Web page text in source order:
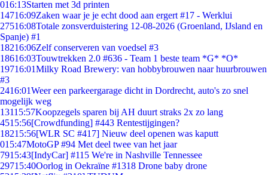
016:13Starten met 3d printen
14716:09Zaken waar je je echt dood aan ergert #17 - Werklui
27516:08Totale zonsverduistering 12-08-2026 (Groenland, IJsland en
Spanje) #1
18216:06Zelf conserveren van voedsel #3
18616:03Touwtrekken 2.0 #636 - Team 1 beste team *G* *O*
19716:01Milky Road Brewery: van hobbybrouwen naar huurbrouwen
#3
2416:01Weer een parkeergarage dicht in Dordrecht, auto's zo snel
mogelijk weg
13115:57Koopzegels sparen bij AH duurt straks 2x zo lang
4515:56[Crowdfunding] #443 Rentestijgingen?
18215:56[WLR SC #417] Nieuw deel openen was kaputt
015:47MotoGP #94 Met deel twee van het jaar
7915:43[IndyCar] #115 We're in Nashville Tennessee
29715:40Oorlog in Oekraïne #1318 Drone baby drone